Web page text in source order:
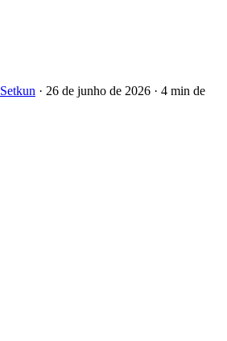
Setkun · 26 de junho de 2026 · 4 min de